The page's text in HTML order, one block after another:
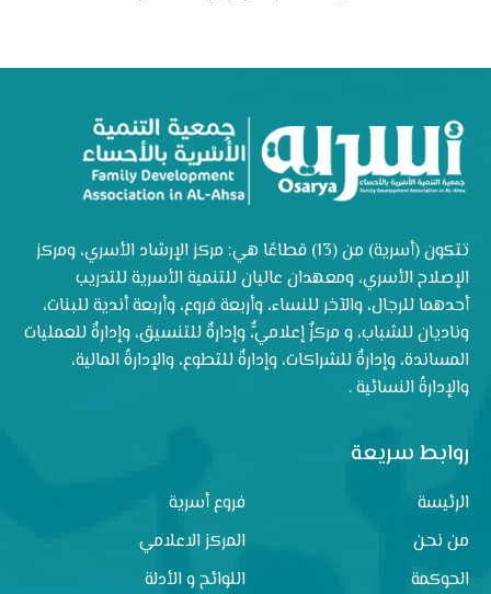
تتكون (أسرية) من (13) قطاعًا هي: مركز الإرشاد الأسري، ومركز
الإصلاح الأسري، ومعهدان عاليان للتنمية الأسرية للتدريب
أحدهما للرجال، والآخر للنساء، وأربعة فروع، وأربعة أندية للبنات،
وناديان للشباب، و مركزٌ إعلاميٌّ، وإدارةٌ للتنسيق، وإدارةٌ للعمليات
المساندة، وإدارةٌ للشراكات، وإدارةٌ للتطوع، والإدارةُ المالية،
والإدارةُ النسائية .
روابط سريعة
الرئيسة
فروع أسرية
من نحن
المركز الاعلامي
الحوكمة
اللوائح و الأدلة